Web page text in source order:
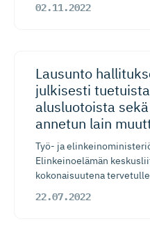
02.11.2022
Lausunto
julkisesti
alusluotoista
annetun lain
Työ- ja
Elinkeinoelämän
kokonaisuutena
22.07.2022